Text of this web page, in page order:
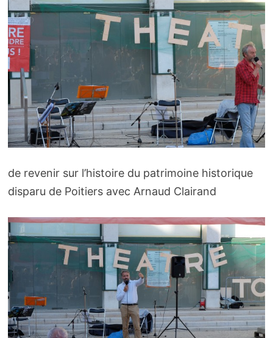
de revenir sur l’histoire du patrimoine historique
disparu de Poitiers avec Arnaud Clairand